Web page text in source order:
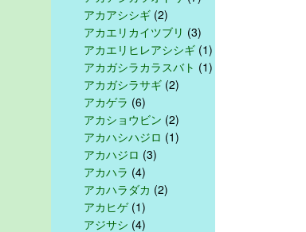
アカアシシギ (2)
アカエリカイツブリ (3)
アカエリヒレアシシギ (1)
アカガシラカラスバト (1)
アカガシラサギ (2)
アカゲラ (6)
アカショウビン (2)
アカハシハジロ (1)
アカハジロ (3)
アカハラ (4)
アカハラダカ (2)
アカヒゲ(1)
アジサシ (4)